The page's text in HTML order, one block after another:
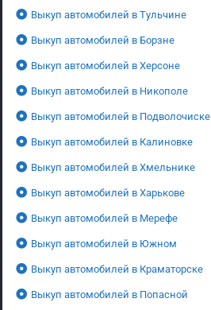
Выкуп автомобилей в Тульчине
Выкуп автомобилей в Борзне
Выкуп автомобилей в Херсоне
Выкуп автомобилей в Никополе
Выкуп автомобилей в Подволочиске
Выкуп автомобилей в Калиновке
Выкуп автомобилей в Хмельнике
Выкуп автомобилей в Харькове
Выкуп автомобилей в Мерефе
Выкуп автомобилей в Южном
Выкуп автомобилей в Краматорске
Выкуп автомобилей в Попасной